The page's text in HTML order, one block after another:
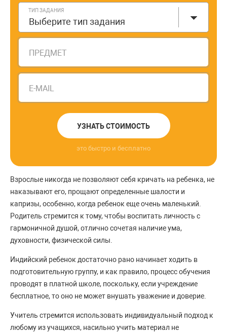
ТИП ЗАДАНИЯ
Выберите тип задания
ПРЕДМЕТ
E-MAIL
УЗНАТЬ СТОИМОСТЬ
это быстро и бесплатно
Взрослые никогда не позволяют себя кричать на ребенка, не
наказывают его, прощают определенные шалости и
капризы, особенно, когда ребенок еще очень маленький.
Родитель стремится к тому, чтобы воспитать личность с
гармоничной душой, отлично сочетая наличие ума,
духовности, физической силы.
Индийский ребенок достаточно рано начинает ходить в
подготовительную группу, и как правило, процесс обучения
проводят в платной школе, поскольку, если учреждение
бесплатное, то оно не может внушать уважение и доверие.
Учитель стремится использовать индивидуальный подход к
любому из учащихся, насильно учить материал не